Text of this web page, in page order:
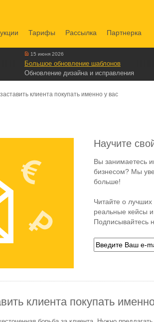
Тарифы Рассылка Партнерка
15 июня 2026
Большое обновление шаблонов
Обновление дизайна и исправления
клиента покупать именно у вас
Научите
Вы занимаетесь
бизнесом? Мы
больше!
Читайте о
реальные кейсы
Подписывайтесь
клиента покупать